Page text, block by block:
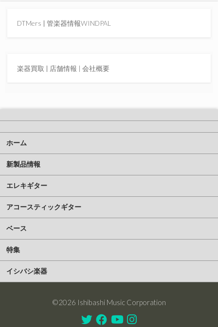
DTMers | 管楽器情報WINDPAL
楽器買取 | 店舗情報 | 会社概要
ホーム
新製品情報
エレキギター
アコースティックギター
ベース
特集
イシバシ楽器
©2026 Ishibashi Music Corporation
TwitterFacebook
YoutubeInstagram